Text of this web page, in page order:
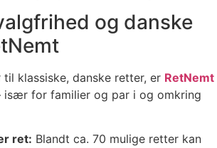
og danske
klassiske, danske retter, er RetNemt
for familier og par i og omkring
ret: Blandt ca. 70 mulige retter kan